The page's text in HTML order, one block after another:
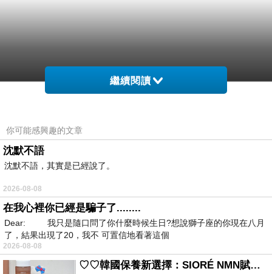
繼續閱讀
你可能感興趣的文章
沈默不語
沈默不語，其實是已經說了。
2026-08-08
在我心裡你已經是騙子了........
Dear: 我只是隨口問了你什麼時候生日?想說獅子座的你現在八月
了，結果出現了20，我不 可置信地看著這個
2026-08-08
♡♡韓國保養新選擇：SIORÉ NMN賦活泡泡化妝水♡♡